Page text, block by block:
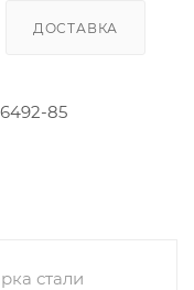
ДОСТАВКА
85
стали